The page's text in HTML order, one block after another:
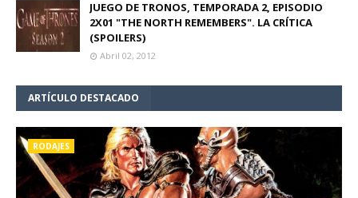
JUEGO DE TRONOS, TEMPORADA 2, EPISODIO
2X01 "THE NORTH REMEMBERS". LA CRÍTICA
(SPOILERS)
Abril 02, 2012
ARTÍCULO DESTACADO
RODAJES